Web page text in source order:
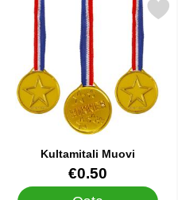
Kultamitali Muovi
Tuote.nro 12482
€0.50
Merkitse kultamitali